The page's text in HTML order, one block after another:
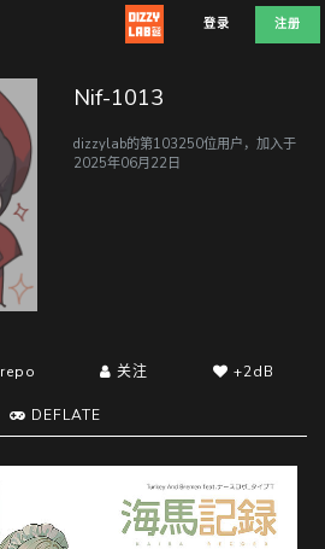
登录 注册
Nif-1013
dizzylab的第103250位用户，加入于
2025年06月22日
repo 关注 +2dB
DEFLATE